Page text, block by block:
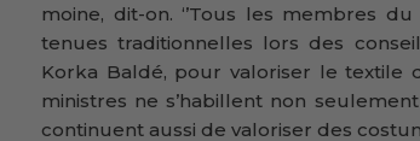
moine, dit-on. ‘’Tous les membres
tenues traditionnelles lors des
Korka Baldé, pour valoriser le textile
ministres ne s’habillent non
continuent aussi de valoriser des